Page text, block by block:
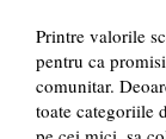
Printre valorile
pentru ca
comunitar.
toate categoriile